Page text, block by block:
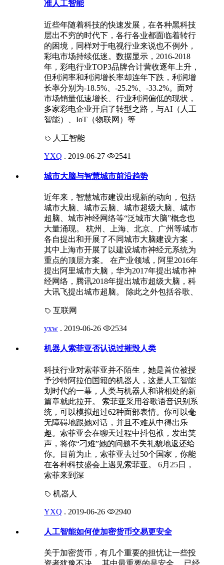
准人工智能
近些年随着科技的快速发展，在各种黑科技
层出不穷的时代下，各行各业都面临着转行
的困境，同样对于电视行业来说也不例外，
彩电市场持续低迷。数据显示，2016-2018
年，彩电行业TOP3品牌合计营收逐年上升，
但利润率和利润增长率却连年下跌，利润增
长率分别为-18.5%、-25.2%、-33.2%。面对
市场销量低速增长、行业利润偏低的现状，
多家彩电企业开启了转型之路，与AI（人工
智能）、IoT（物联网）等
人工智能
YXQ . 2019-06-27 2541
城市大脑与智慧城市前沿趋势
近年来，智慧城市建设出现新的动向，包括
城市大脑、城市云脑、城市超级大脑、城市
超脑、城市神经网络等“泛城市大脑”概念也
大量涌现。 杭州、上海、北京、广州等城市
各自提出和开展了不同城市大脑建设方案，
其中上海市开展了以建设城市神经元系统为
重点的顶层方案。 在产业领域，阿里2016年
提出阿里城市大脑，华为2017年提出城市神
经网络，腾讯2018年提出城市超级大脑，科
大讯飞提出城市超脑。 除此之外包括谷歌、
互联网
yxw . 2019-06-26 2534
机器人索菲亚否认说过摧毁人类
科技行业对索菲亚并不陌生，她是首位被授
予沙特阿拉伯国籍的机器人，这是人工智能
划时代的一幕，人类与机器人和谐相处的新
篇章就此拉开。 索菲亚采用谷歌语音识别系
统，可以模拟超过62种面部表情。你可以毫
无障碍地跟她对话，并且不难从中得出乐
趣。索菲亚会在聊天过程中抖包袱，发出笑
声，将你“刁难”她的问题不失礼貌地返还给
你。目前为止，索菲亚去过50个国家，你能
在各种科技盛会上遇见索菲亚。 6月25日，
索菲来到深
机器人
YXQ . 2019-06-26 2940
人工智能如何使加密货币交易更安全
关于加密货币，有几个重要的担忧让一些投